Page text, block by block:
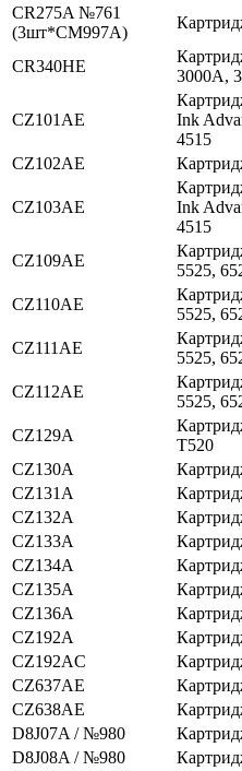
CR275A №761
(3шт*CM997A)
CR340HE
3000A,
CZ101AE
Ink
4515
CZ102AE
CZ103AE
Ink
4515
CZ109AE
5525,
CZ110AE
5525,
CZ111AE
5525,
CZ112AE
5525,
CZ129A
T520
CZ130A
CZ131A
CZ132A
CZ133A
CZ134A
CZ135A
CZ136A
CZ192A
CZ192AC
CZ637AE
CZ638AE
D8J07A / №980
D8J08A / №980